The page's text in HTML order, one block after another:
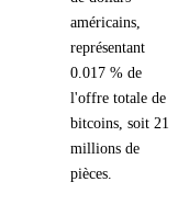
américains,
représentant
0.017 % de
l'offre totale de
bitcoins, soit 21
millions de
pièces.